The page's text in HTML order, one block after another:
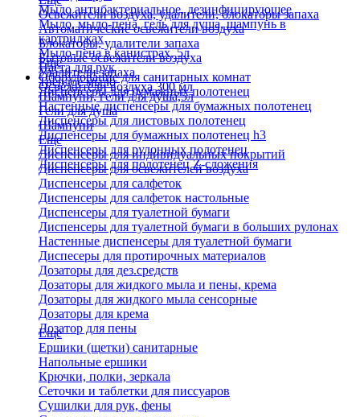
Мыло антибактериальное, дезинфицирующее
Мыло, мыло-пена, гель для душа, шампунь в
картриджах
Мыло-пена в канистрах, 5л
Паста для рук
Твердое мыло
Шампуни, гели для душа,5л
Гели для душа
Шампуни
Освежители воздуха, удалители, блокаторы запаха
Автоматические освежители воздуха
Блокаторы, удалители запаха
Бытовые освежители воздуха
Удалители запаха
Освежители воздуха 300 мл
Еще
Оборудование для санитарных комнат
Диспенсеры для бумажных полотенец
Настенные диспенсеры для бумажных полотенец
Диспенсеры для листовых полотенец
Диспенсеры для бумажных полотенец h3
Диспенсеры для рулонных полотенец
Диспенсеры для полотенец Z-сложения
Еще
Диспенсеры для индивидуальных покрытий
Диспенсеры для освежителей воздуха
Диспенсеры для салфеток
Диспенсеры для салфеток настольные
Диспенсеры для туалетной бумаги
Диспенсеры для туалетной бумаги в больших рулонах
Настенные диспенсеры для туалетной бумаги
Диспесеры для протирочных материалов
Дозаторы для дез.средств
Дозаторы для жидкого мыла и пены, крема
Дозаторы для жидкого мыла сенсорные
Дозаторы для крема
Дозатор для пены
Еще
Ершики (щетки) санитарные
Напольные ершики
Крючки, полки, зеркала
Сеточки и таблетки для писсуаров
Сушилки для рук, фены